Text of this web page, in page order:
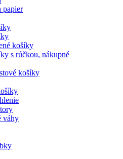
papier
košíky
s rúčkou, nákupné
košíky
váhy